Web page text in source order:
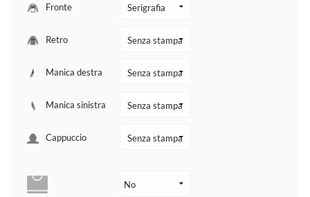
Fronte
Retro
Manica destra
Manica sinistra
Cappuccio